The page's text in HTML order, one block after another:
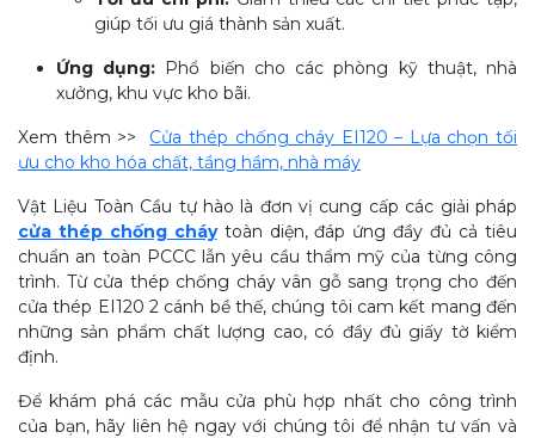
giúp tối ưu giá thành sản xuất.
Ứng dụng: Phổ biến cho các phòng kỹ thuật, nhà
xưởng, khu vực kho bãi.
Xem thêm >> Cửa thép chống cháy EI120 – Lựa chọn tối
ưu cho kho hóa chất, tầng hầm, nhà máy
Vật Liệu Toàn Cầu tự hào là đơn vị cung cấp các giải pháp
cửa thép chống cháytoàn diện, đáp ứng đầy đủ cả tiêu
chuẩn an toàn PCCC lẫn yêu cầu thẩm mỹ của từng công
trình. Từ cửa thép chống cháy vân gỗ sang trọng cho đến
cửa thép EI120 2 cánh bề thế, chúng tôi cam kết mang đến
những sản phẩm chất lượng cao, có đầy đủ giấy tờ kiểm
định.
Để khám phá các mẫu cửa phù hợp nhất cho công trình
của bạn, hãy liên hệ ngay với chúng tôi để nhận tư vấn và